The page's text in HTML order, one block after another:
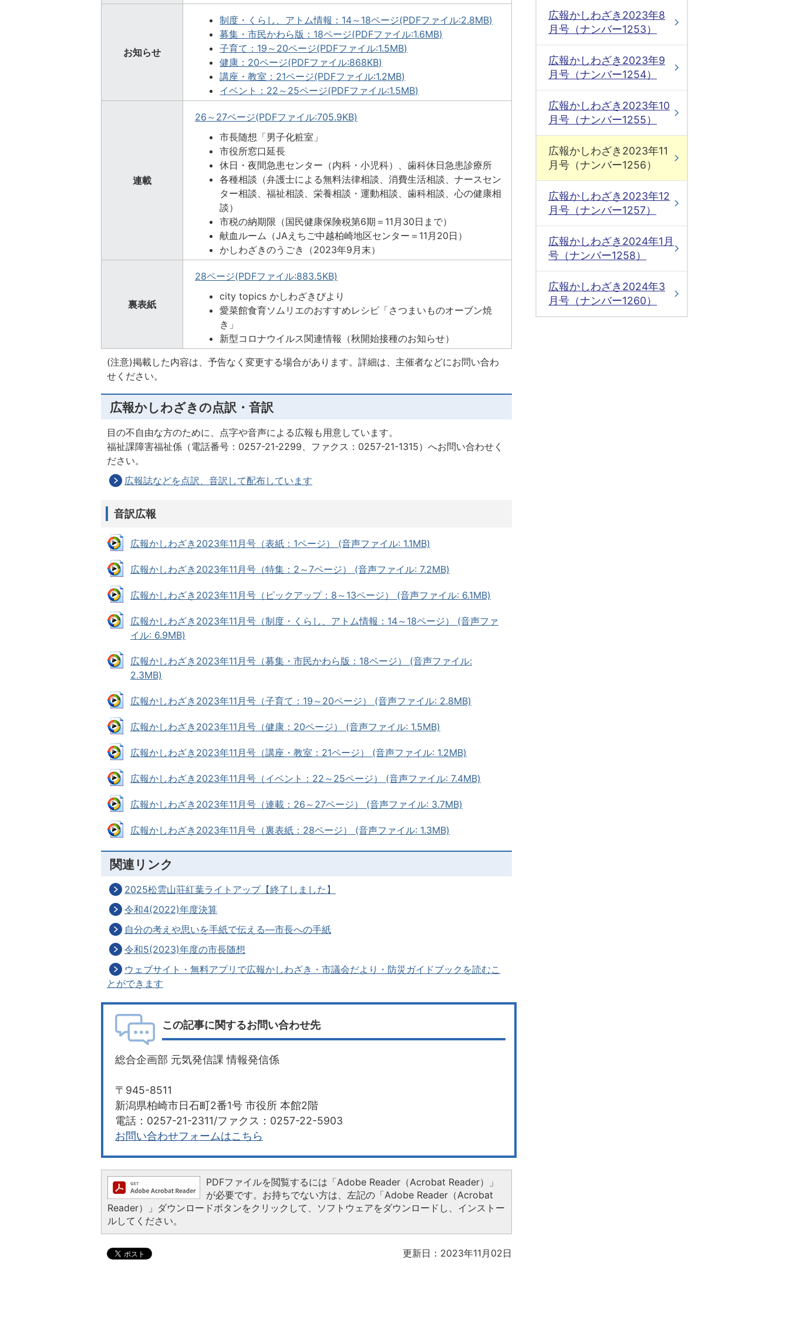
お知らせ
制度・くらし、アトム情報：14～18ページ(PDFファイル:2.8MB)
募集・市民かわら版：18ページ(PDFファイル:1.6MB)
子育て：19～20ページ(PDFファイル:1.5MB)
健康：20ページ(PDFファイル:868KB)
講座・教室：21ページ(PDFファイル:1.2MB)
イベント：22～25ページ(PDFファイル:1.5MB)
連載
26～27ページ(PDFファイル:705.9KB)
市長随想「男子化粧室」
市役所窓口延長
休日・夜間急患センター（内科・小児科）、歯科休日急患診療所
各種相談（弁護士による無料法律相談、消費生活相談、ナースセン
ター相談、福祉相談、栄養相談・運動相談、歯科相談、心の健康相
談）
市税の納期限（国民健康保険税第6期＝11月30日まで）
献血ルーム（JAえちご中越柏崎地区センター＝11月20日）
かしわざきのうごき（2023年9月末）
裏表紙
28ページ(PDFファイル:883.5KB)
city topics かしわざきびより
愛菜館食育ソムリエのおすすめレシピ「さつまいものオーブン焼
き」
新型コロナウイルス関連情報（秋開始接種のお知らせ）
(注意)掲載した内容は、予告なく変更する場合があります。詳細は、主催者などにお問い合わ
せください。
広報かしわざきの点訳・音訳
目の不自由な方のために、点字や音声による広報も用意しています。
福祉課障害福祉係（電話番号：0257-21-2299、ファクス：0257-21-1315）へお問い合わせく
ださい。
広報誌などを点訳、音訳して配布しています
音訳広報
広報かしわざき2023年11月号（表紙：1ページ） (音声ファイル: 1.1MB)
広報かしわざき2023年11月号（特集：2～7ページ） (音声ファイル: 7.2MB)
広報かしわざき2023年11月号（ピックアップ：8～13ページ） (音声ファイル: 6.1MB)
広報かしわざき2023年11月号（制度・くらし、アトム情報：14～18ページ） (音声ファ
イル: 6.9MB)
広報かしわざき2023年11月号（募集・市民かわら版：18ページ） (音声ファイル:
2.3MB)
広報かしわざき2023年11月号（子育て：19～20ページ） (音声ファイル: 2.8MB)
広報かしわざき2023年11月号（健康：20ページ） (音声ファイル: 1.5MB)
広報かしわざき2023年11月号（講座・教室：21ページ） (音声ファイル: 1.2MB)
広報かしわざき2023年11月号（イベント：22～25ページ） (音声ファイル: 7.4MB)
広報かしわざき2023年11月号（連載：26～27ページ） (音声ファイル: 3.7MB)
広報かしわざき2023年11月号（裏表紙：28ページ） (音声ファイル: 1.3MB)
関連リンク
2025松雲山荘紅葉ライトアップ【終了しました】
令和4(2022)年度決算
自分の考えや思いを手紙で伝える―市長への手紙
令和5(2023)年度の市長随想
ウェブサイト・無料アプリで広報かしわざき・市議会だより・防災ガイドブックを読むこ
とができます
この記事に関するお問い合わせ先
総合企画部 元気発信課 情報発信係
〒945-8511
新潟県柏崎市日石町2番1号 市役所 本館2階
電話：0257-21-2311/ファクス：0257-22-5903​​​​​​​
お問い合わせフォームはこちら
PDFファイルを閲覧するには「Adobe Reader（Acrobat Reader）」
が必要です。お持ちでない方は、左記の「Adobe Reader（Acrobat
Reader）」ダウンロードボタンをクリックして、ソフトウェアをダウンロードし、インストー
ルしてください。
更新日：2023年11月02日
広報かしわざき2023年8
月号（ナンバー1253）
広報かしわざき2023年9
月号（ナンバー1254）
広報かしわざき2023年10
月号（ナンバー1255）
広報かしわざき2023年11
月号（ナンバー1256）
広報かしわざき2023年12
月号（ナンバー1257）
広報かしわざき2024年1月
号（ナンバー1258）
広報かしわざき2024年3
月号（ナンバー1260）